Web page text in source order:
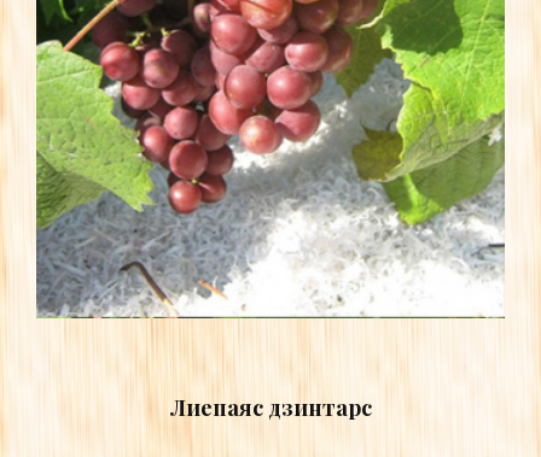
Лиепаяс дзинтарс